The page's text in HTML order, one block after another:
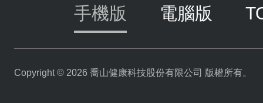
手機版 電腦版
Copyright © 2026 喬山健康科技股份有限公司 版權所有。